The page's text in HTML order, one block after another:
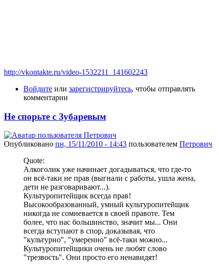
http://vkontakte.ru/video-1532211_141602243
Войдите или зарегистрируйтесь, чтобы отправлять
комментарии
Не спорьте с Зубаревым
Опубликовано пн, 15/11/2010 - 14:43 пользователем Петрович
Quote:
Алкоголик уже начинает догадываться, что где-то
он всё-таки не прав (выгнали с работы, ушла жена,
дети не разговаривают...).
Культуропитейщик всегда прав!
Высокообразованный, умный культуропитейщик
никогда не сомневается в своей правоте. Тем
более, что нас большинство, значит мы... Они
всегда вступают в спор, доказывая, что
"культурно", "умеренно" всё-таки можно...
Культуропитейщики очень не любят слово
"трезвость". Они просто его ненавидят!